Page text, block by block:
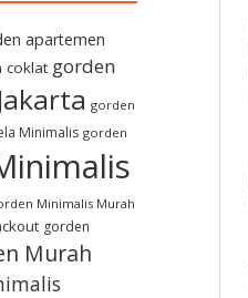
apartemen
coklat gorden
gorden
Minimalis gorden
Minimalis Murah
gorden
Murah